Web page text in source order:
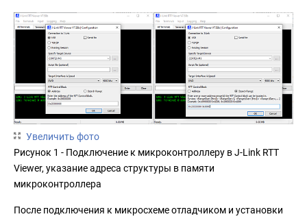
Увеличить фото
Рисунок 1 - Подключение к микроконтроллеру в J-Link RTT
Viewer, указание адреса структуры в памяти
микроконтроллера
После подключения к микросхеме отладчиком и установки